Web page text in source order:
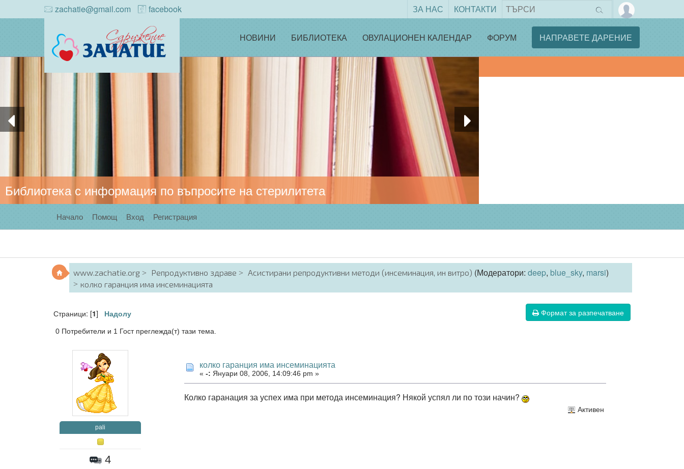
zachatie@gmail.com facebook ЗА НАС КОНТАКТИ
НОВИНИ БИБЛИОТЕКА ОВУЛАЦИОНЕН КАЛЕНДАР ФОРУМ НАПРАВЕТЕ ДАРЕНИЕ
Библиотека с информация по въпросите на стерилитета
Начало Помощ Вход Регистрация
www.zachatie.org Репродуктивно здраве Асистирани репродуктивни методи (инсеминация, ин витро) (Модератори:deep, blue_sky, marsi)
колко гаранция има инсеминацията
Формат за разпечатване
Страници: [1] Надолу
0 Потребители и 1 Гост преглежда(т) тази тема.
pali
4
колко гаранция има инсеминацията
« -: Януари 08, 2006, 14:09:46 pm »
Колко гаранация за успех има при метода инсеминация? Някой успял ли по този начин?
Активен